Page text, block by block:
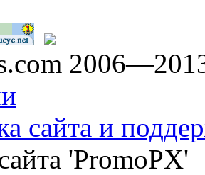
сайта и
'PromoPX'